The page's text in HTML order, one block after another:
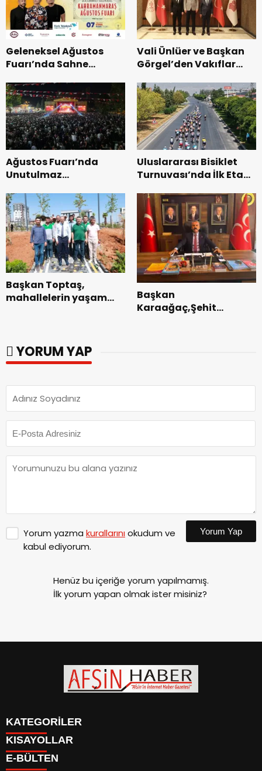
Geleneksel Ağustos
Fuarı’nda Sahne
Vali Ünlüer ve Başkan
Görgel’den Vakıflar
ziyaret.
Ağustos Fuarı’nda
Unutulmaz
Uluslararası Bisiklet
Turnuvası’nda İlk Etap
Tamamlandı.
Başkan Toptaş,
mahallelerin yaşam
Başkan
Karaağaç,Şehit
YORUM YAP
Yorum yazma kurallarınıokudum ve
kabul ediyorum.
Yorum Yap
Henüz bu içeriğe yorum yapılmamış.
İlk yorum yapan olmak ister misiniz?
KATEGORİLER
SİYASET
EĞİTİM
KISAYOLLAR
E-BÜLTEN